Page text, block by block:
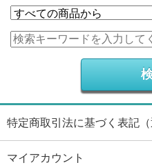
特定商取引法に基づく表記（
マイアカウント